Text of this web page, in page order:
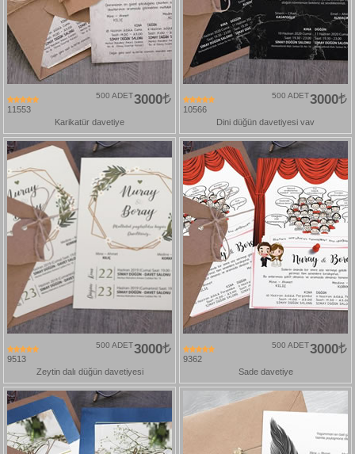
11553
3000
500 ADET
Karikatür davetiye
10566
3000
500 ADET
Dini düğün davetiyesi vav
9513
3000
500 ADET
Zeytin dalı düğün davetiyesi
9362
3000
500 ADET
Sade davetiye